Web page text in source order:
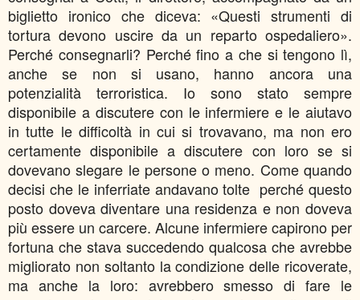
biglietto ironico che diceva: «Questi strumenti di
tortura devono uscire da un reparto ospedaliero».
Perché consegnarli? Perché fino a che si tengono lì,
anche se non si usano, hanno ancora una
potenzialità terroristica. Io sono stato sempre
disponibile a discutere con le infermiere e le aiutavo
in tutte le difficoltà in cui si trovavano, ma non ero
certamente disponibile a discutere con loro se si
dovevano slegare le persone o meno. Come quando
decisi che le inferriate andavano tolte perché questo
posto doveva diventare una residenza e non doveva
più essere un carcere. Alcune infermiere capirono per
fortuna che stava succedendo qualcosa che avrebbe
migliorato non soltanto la condizione delle ricoverate,
ma anche la loro: avrebbero smesso di fare le